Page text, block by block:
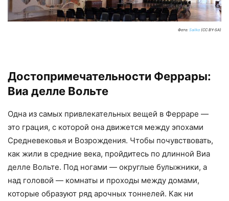
Фото: Sailko (CC BY-SA)
Достопримечательности Феррары:
Виа делле Вольте
Одна из самых привлекательных вещей в Ферраре —
это грация, с которой она движется между эпохами
Средневековья и Возрождения. Чтобы почувствовать,
как жили в средние века, пройдитесь по длинной Виа
делле Вольте. Под ногами — округлые булыжники, а
над головой — комнаты и проходы между домами,
которые образуют ряд арочных тоннелей. Как ни